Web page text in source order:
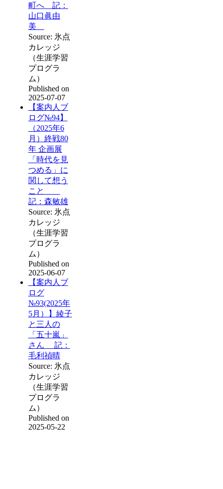
町へ 記：
山口眞由
美
Source: 氷点
カレッジ
（生涯学習
プログラ
ム）
Published on
2025-07-07
【案内人ブ
ログ№94】
（2025年6
月）終戦80
年 企画展
「時代を見
つめる」に
関して想う
こと
記：森敏雄
Source: 氷点
カレッジ
（生涯学習
プログラ
ム）
Published on
2025-06-07
【案内人ブ
ログ
№93(2025年
5月）】綾子
と三人の
「五十嵐」
さん 記：
毛利禎晴
Source: 氷点
カレッジ
（生涯学習
プログラ
ム）
Published on
2025-05-22